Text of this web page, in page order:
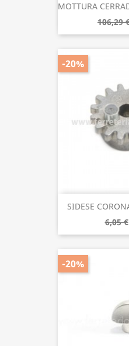
MOTTURA
106,29
SIDESE
6,05 €
-20%
-20%